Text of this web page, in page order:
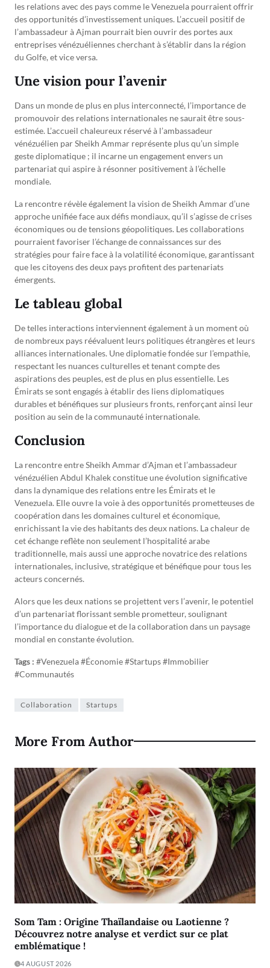
les relations avec des pays comme le Venezuela pourraient offrir
des opportunités d’investissement uniques. L’accueil positif de
l’ambassadeur à Ajman pourrait bien ouvrir des portes aux
entreprises vénézuéliennes cherchant à s’établir dans la région
du Golfe, et vice versa.
Une vision pour l’avenir
Dans un monde de plus en plus interconnecté, l’importance de
promouvoir des relations internationales ne saurait être sous-
estimée. L’accueil chaleureux réservé à l’ambassadeur
vénézuélien par Sheikh Ammar représente plus qu’un simple
geste diplomatique ; il incarne un engagement envers un
partenariat qui aspire à résonner positivement à l’échelle
mondiale.
La rencontre révèle également la vision de Sheikh Ammar d’une
approche unifiée face aux défis mondiaux, qu’il s’agisse de crises
économiques ou de tensions géopolitiques. Les collaborations
pourraient favoriser l’échange de connaissances sur des
stratégies pour faire face à la volatilité économique, garantissant
que les citoyens des deux pays profitent des partenariats
émergents.
Le tableau global
De telles interactions interviennent également à un moment où
de nombreux pays réévaluent leurs politiques étrangères et leurs
alliances internationales. Une diplomatie fondée sur l’empathie,
respectant les nuances culturelles et tenant compte des
aspirations des peuples, est de plus en plus essentielle. Les
Émirats se sont engagés à établir des liens diplomatiques
durables et bénéfiques sur plusieurs fronts, renforçant ainsi leur
position au sein de la communauté internationale.
Conclusion
La rencontre entre Sheikh Ammar d’Ajman et l’ambassadeur
vénézuélien Abdul Khalek constitue une évolution significative
dans la dynamique des relations entre les Émirats et le
Venezuela. Elle ouvre la voie à des opportunités prometteuses de
coopération dans les domaines culturel et économique,
enrichissant la vie des habitants des deux nations. La chaleur de
cet échange reflète non seulement l’hospitalité arabe
traditionnelle, mais aussi une approche novatrice des relations
internationales, inclusive, stratégique et bénéfique pour tous les
acteurs concernés.
Alors que les deux nations se projettent vers l’avenir, le potentiel
d’un partenariat florissant semble prometteur, soulignant
l’importance du dialogue et de la collaboration dans un paysage
mondial en constante évolution.
Tags : #Venezuela #Économie #Startups #Immobilier
#Communautés
Collaboration Startups
More From Author
Som Tam : Origine Thaïlandaise ou Laotienne ?
Découvrez notre analyse et verdict sur ce plat
emblématique !
4 AUGUST 2026